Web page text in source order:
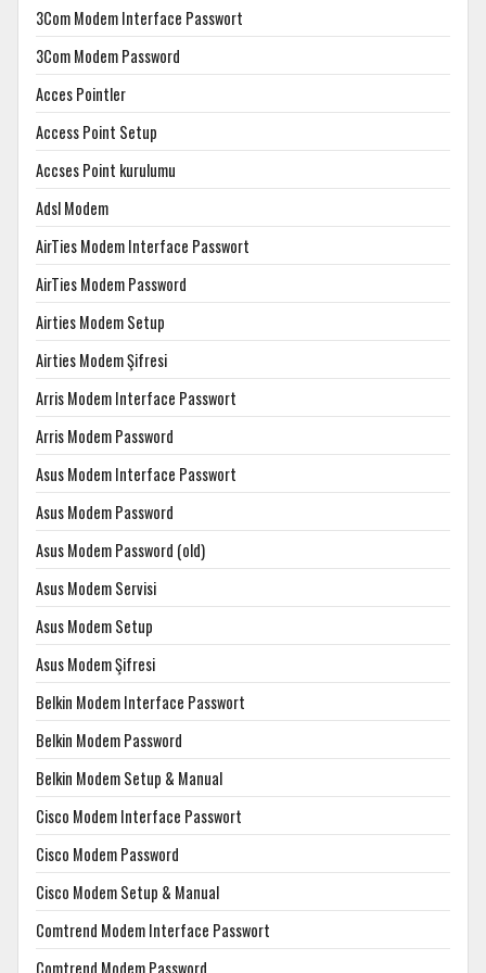
3Com Modem Interface Passwort
3Com Modem Password
Acces Pointler
Access Point Setup
Accses Point kurulumu
Adsl Modem
AirTies Modem Interface Passwort
AirTies Modem Password
Airties Modem Setup
Airties Modem Şifresi
Arris Modem Interface Passwort
Arris Modem Password
Asus Modem Interface Passwort
Asus Modem Password
Asus Modem Password (old)
Asus Modem Servisi
Asus Modem Setup
Asus Modem Şifresi
Belkin Modem Interface Passwort
Belkin Modem Password
Belkin Modem Setup & Manual
Cisco Modem Interface Passwort
Cisco Modem Password
Cisco Modem Setup & Manual
Comtrend Modem Interface Passwort
Comtrend Modem Password